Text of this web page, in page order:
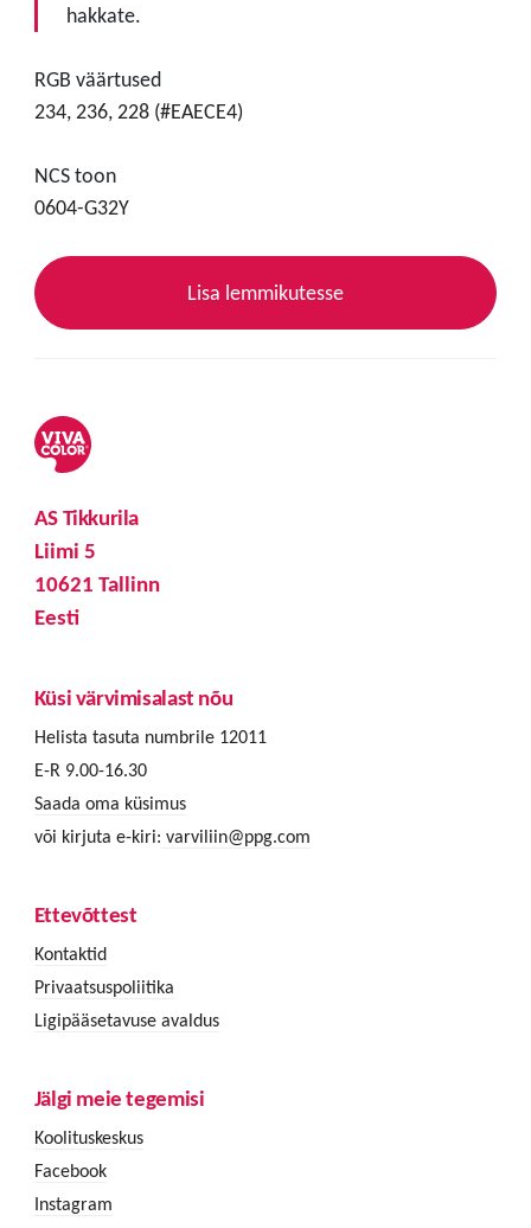
hakkate.
RGB väärtused
234, 236, 228 (#EAECE4)
NCS toon
0604-G32Y
Lisa lemmikutesse
AS Tikkurila
Liimi 5
10621 Tallinn
Eesti
Küsi värvimisalast nõu
Helista tasuta numbrile 12011
E-R 9.00-16.30
Saada oma küsimus
või kirjuta e-kiri: varviliin@ppg.com
Ettevõttest
Kontaktid
Privaatsuspoliitika
Ligipääsetavuse avaldus
Jälgi meie tegemisi
Koolituskeskus
Facebook
Instagram